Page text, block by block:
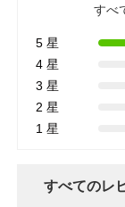
すべ
5 星
4 星
3 星
2 星
1 星
すべてのレ